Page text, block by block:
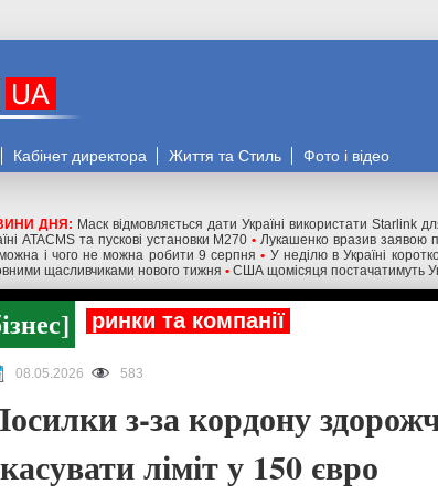
Кабінет директора Життя та Стиль Фото і відео
ДНЯ: Маск відмовляється дати Україні використати Starlink
ATACMS та пускові установки M270 • Лукашенко вразив заявою
і чого не можна робити 9 серпня • У неділю в Україні
щасливчиками нового тижня • США щомісяця постачатимуть
ринки та компанії
08.05.2026 583
з-за кордону
ліміт у 150 євро